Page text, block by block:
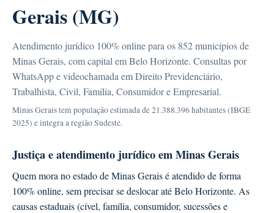
Gerais (MG)
Atendimento jurídico 100% online para os 852 municípios de
Minas Gerais, com capital em Belo Horizonte. Consultas por
WhatsApp e videochamada em Direito Previdenciário,
Trabalhista, Civil, Família, Consumidor e Empresarial.
Minas Gerais tem população estimada de 21.388.396 habitantes (IBGE
2025) e integra a região Sudeste.
Justiça e atendimento jurídico em Minas Gerais
Quem mora no estado de Minas Gerais é atendido de forma
100% online, sem precisar se deslocar até Belo Horizonte. As
causas estaduais (cível, família, consumidor, sucessões e